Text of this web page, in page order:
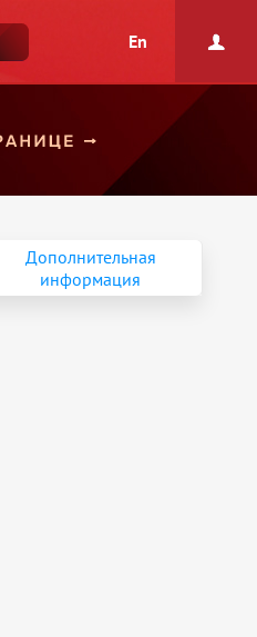
En
Дополнительная
информация